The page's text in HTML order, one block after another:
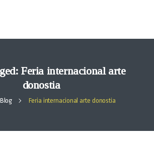
Feria internacional arte
donostia
Blog Feria internacional arte donostia